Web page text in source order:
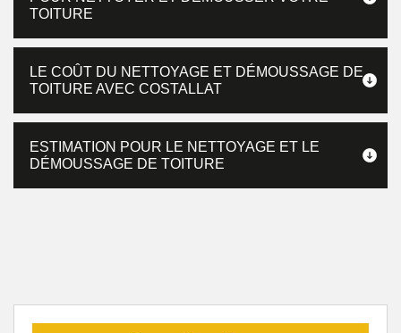
TOITURE
LE COÛT DU NETTOYAGE ET DÉMOUSSAGE DE
TOITURE AVEC COSTALLAT
ESTIMATION POUR LE NETTOYAGE ET LE
DÉMOUSSAGE DE TOITURE